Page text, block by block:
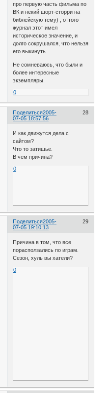
про первую часть фильма по
ВК и некий шорт-сторри на
библейскую тему) , оттого
журнал этот имел
историческое значение, и
долго сокрушался, что нельзя
его выкинуть.
Не сомневаюсь, что были и
более интересные
экземпляры.
0
Поделиться 28
2005-
07-05 18:57:56
И как движутся дела с
сайтом?
Что то затишье.
В чем причина?
0
Поделиться 29
2005-
07-05 19:10:13
Причина в том, что все
порасползались по играм.
Сезон, хуль вы хатели?
0